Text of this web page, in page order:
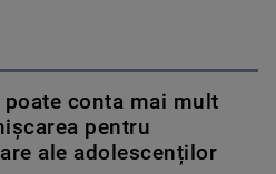
conta mai mult
pentru
ale adolescenților